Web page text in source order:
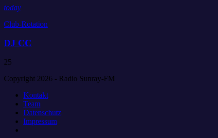
today
Club-Rotation
DJ CC
25
Copyright 2026 - Radio Sunray-FM
Kontakt
Team
Datenschutz
Impressum